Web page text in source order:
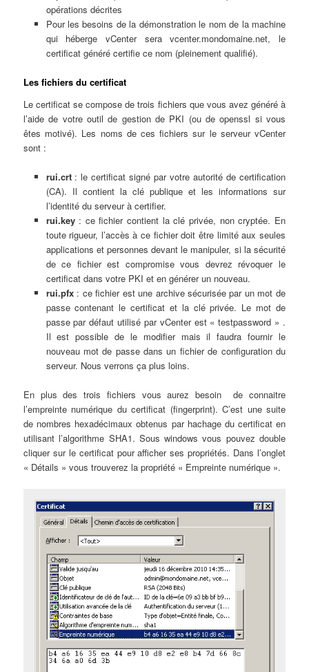
opérations décrites
Pour les besoins de la démonstration le nom de la machine
qui héberge vCenter sera vcenter.mondomaine.net, le
certificat généré certifie ce nom (pleinement qualifié).
Les fichiers du certificat
Le certificat se compose de trois fichiers que vous avez généré à
l’aide de votre outil de gestion de PKI (ou de openssl si vous
êtes motivé). Les noms de ces fichiers sur le serveur vCenter
sont :
rui.crt : le certificat signé par votre autorité de certification
(CA). Il contient la clé publique et les informations sur
l’identité du serveur à certifier.
rui.key : ce fichier contient la clé privée, non cryptée. En
toute rigueur, l’accès à ce fichier doit être limité aux seules
applications et personnes devant le manipuler, si la sécurité
de ce fichier est compromise vous devrez révoquer le
certificat dans votre PKI et en générer un nouveau.
rui.pfx : ce fichier est une archive sécurisée par un mot de
passe contenant le certificat et la clé privée. Le mot de
passe par défaut utilisé par vCenter est « testpassword » .
Il est possible de le modifier mais il faudra fournir le
nouveau mot de passe dans un fichier de configuration du
serveur. Nous verrons ça plus loins.
En plus des trois fichiers vous aurez besoin de connaitre
l’empreinte numérique du certificat (fingerprint). C’est une suite
de nombres hexadécimaux obtenus par hachage du certificat en
utilisant l’algorithme SHA1. Sous windows vous pouvez double
cliquer sur le certificat pour afficher ses propriétés. Dans l’onglet
« Détails » vous trouverez la propriété « Empreinte numérique ».